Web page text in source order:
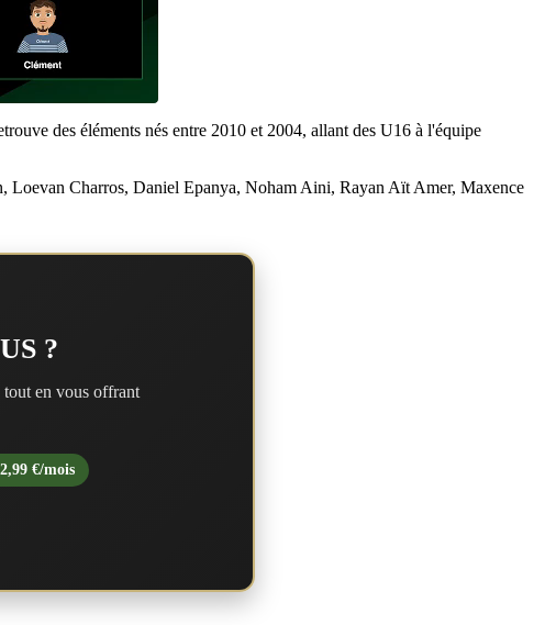
des éléments nés entre 2010 et 2004, allant des U16 à l'équipe
Charros, Daniel Epanya, Noham Aini, Rayan Aït Amer, Maxence
?
tout en vous offrant
€/mois